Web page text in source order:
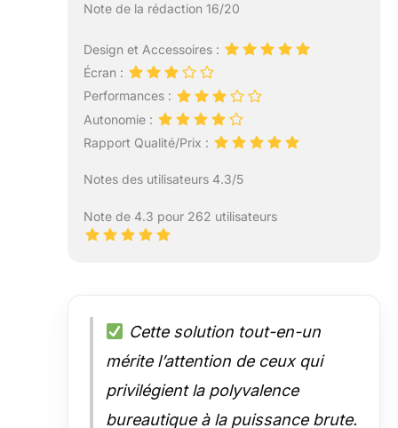
Amazon. Nous
sous 24 h et
tout problème lié
au produit soit
résolu de manière
satisfaisante.
Note de la rédaction 16/20
Design et Accessoires :
Écran :
Performances :
Autonomie :
Rapport Qualité/Prix :
Notes des utilisateurs 4.3/5
Note de 4.3 pour 262 utilisateurs
Cette solution tout-en-un
mérite l’attention de ceux qui
privilégient la polyvalence
bureautique à la puissance brute.